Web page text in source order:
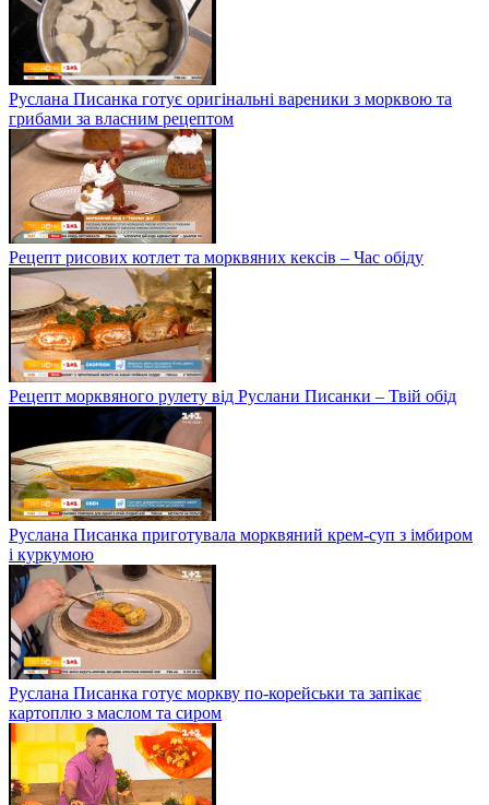
Руслана Писанка готує оригінальні вареники з морквою та
грибами за власним рецептом
Рецепт рисових котлет та морквяних кексів – Час обіду
Рецепт морквяного рулету від Руслани Писанки – Твій обід
Руслана Писанка приготувала морквяний крем-суп з імбиром
і куркумою
Руслана Писанка готує моркву по-корейськи та запікає
картоплю з маслом та сиром